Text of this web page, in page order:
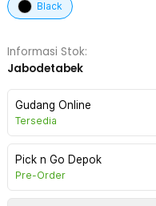
Black
Informasi Stok:
Jabodetabek
Gudang Online
Tersedia
Pick n Go Depok
Pre-Order